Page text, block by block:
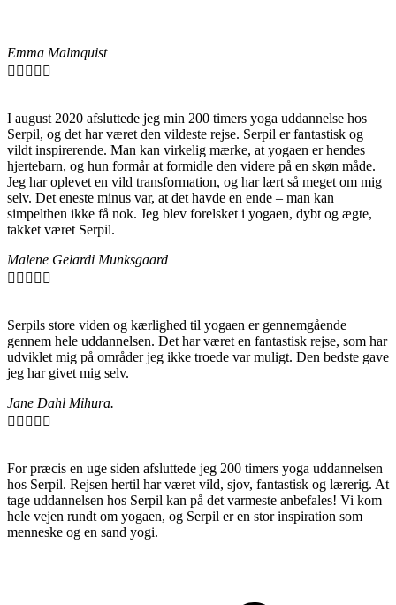
Emma Malmquist
    
I august 2020 afsluttede jeg min 200 timers yoga uddannelse hos
Serpil, og det har været den vildeste rejse. Serpil er fantastisk og
vildt inspirerende. Man kan virkelig mærke, at yogaen er hendes
hjertebarn, og hun formår at formidle den videre på en skøn måde.
Jeg har oplevet en vild transformation, og har lært så meget om mig
selv. Det eneste minus var, at det havde en ende – man kan
simpelthen ikke få nok. Jeg blev forelsket i yogaen, dybt og ægte,
takket været Serpil.
Malene Gelardi Munksgaard
    
Serpils store viden og kærlighed til yogaen er gennemgående
gennem hele uddannelsen. Det har været en fantastisk rejse, som har
udviklet mig på områder jeg ikke troede var muligt. Den bedste gave
jeg har givet mig selv.
Jane Dahl Mihura.
    
For præcis en uge siden afsluttede jeg 200 timers yoga uddannelsen
hos Serpil. Rejsen hertil har været vild, sjov, fantastisk og lærerig. At
tage uddannelsen hos Serpil kan på det varmeste anbefales! Vi kom
hele vejen rundt om yogaen, og Serpil er en stor inspiration som
menneske og en sand yogi.